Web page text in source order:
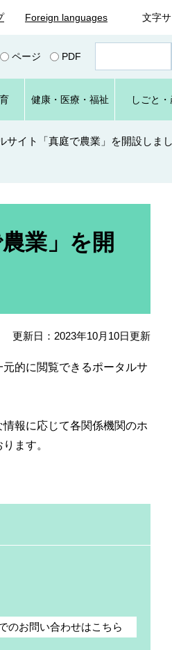
Foreign languages 文字
ページ PDF
ジ
番
号
を
入
健康・ 医療・ 福祉 しごと
サイト「真庭で農業」を開設しま
業」を開
更新日：2023年10月10日更新
的に閲覧できるポータルサ
報に応じて各関係機関のホ
ます。
のお問い合わせはこちら